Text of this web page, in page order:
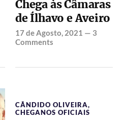
Chega às Câmaras
de Ílhavo e Aveiro
17 de Agosto, 2021 — 3
Comments
CÂNDIDO OLIVEIRA,
CHEGANOS OFICIAIS